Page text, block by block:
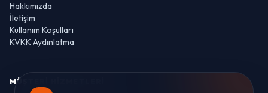
Hakkımızda
İletişim
Kullanım Koşulları
KVKK Aydınlatma
MÜŞTERI HIZMETLERI